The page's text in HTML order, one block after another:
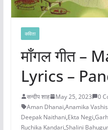
कविता
माँगल गीत –
Lyrics –
सन्दीप शाह May 25, 2023
0
Aman Dhanai,Anamika
Deepak Naithani,Ekta Negi,
Ruchika Kandari,Shalini